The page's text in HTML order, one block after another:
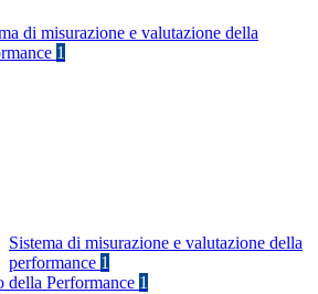
di misurazione e valutazione della
1
Sistema di misurazione e valutazione della
performance 1
della Performance 1